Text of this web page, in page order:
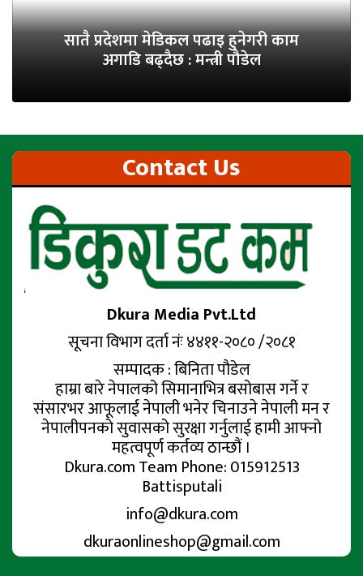
सातै प्रदेशमा मेडिकल पढाइ हुनेगरी काम
अगाडि बढ्दैछ : मन्त्री पौडेल
Contact Us
Dkura Media Pvt.Ltd
सूचना विभाग दर्ता नंः ४४११-२०८० /२०८१
सम्पादक : बिनिता पौडेल
हाम्रा बारे नेपालको सिमानाभित्र बसोबास गर्ने र
संसारभर आफूलाई नेपाली भनेर चिनाउने नेपाली मन र
नेपालीपनको सुवासको सुरक्षा गर्नुलाई हामी आफ्नो
महत्वपूर्ण कर्तव्य ठान्छौं ।
Dkura.com Team Phone: 015912513
Battisputali
info@dkura.com
dkuraonlineshop@gmail.com